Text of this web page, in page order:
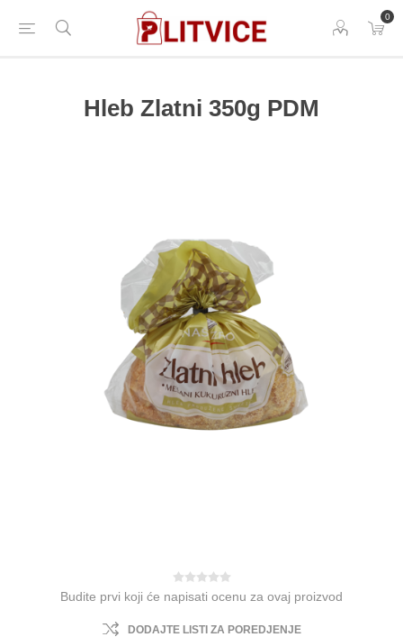
0
Hleb Zlatni 350g PDM
Budite prvi koji će napisati ocenu za ovaj proizvod
DODAJTE LISTI ZA POREDJENJE